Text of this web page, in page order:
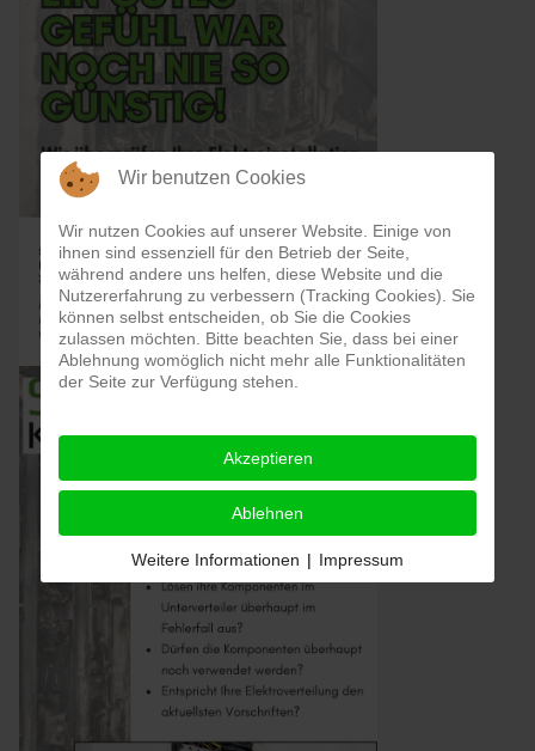
Wir benutzen Cookies
Wir nutzen Cookies auf unserer Website. Einige von
ihnen sind essenziell für den Betrieb der Seite,
während andere uns helfen, diese Website und die
Nutzererfahrung zu verbessern (Tracking Cookies). Sie
können selbst entscheiden, ob Sie die Cookies
zulassen möchten. Bitte beachten Sie, dass bei einer
Ablehnung womöglich nicht mehr alle Funktionalitäten
der Seite zur Verfügung stehen.
Akzeptieren
Ablehnen
Weitere Informationen | Impressum